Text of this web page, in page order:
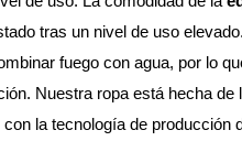
fuego con agua, por lo
Nuestra ropa está hecha de
la tecnología de producción